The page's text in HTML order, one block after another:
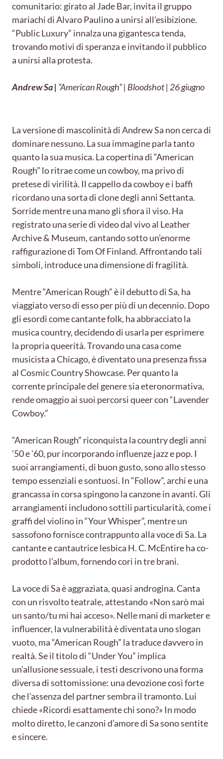
comunitario: girato al Jade Bar, invita il gruppo
mariachi di Alvaro Paulino a unirsi all’esibizione.
“Public Luxury” innalza una gigantesca tenda,
trovando motivi di speranza e invitando il pubblico
a unirsi alla protesta.
Andrew Sa | “American Rough” | Bloodshot | 26 giugno
La versione di mascolinità di Andrew Sa non cerca di
dominare nessuno. La sua immagine parla tanto
quanto la sua musica. La copertina di “American
Rough” lo ritrae come un cowboy, ma privo di
pretese di virilità. Il cappello da cowboy e i baffi
ricordano una sorta di clone degli anni Settanta.
Sorride mentre una mano gli sfiora il viso. Ha
registrato una serie di video dal vivo al Leather
Archive & Museum, cantando sotto un’enorme
raffigurazione di Tom Of Finland. Affrontando tali
simboli, introduce una dimensione di fragilità.
Mentre “American Rough” è il debutto di Sa, ha
viaggiato verso di esso per più di un decennio. Dopo
gli esordi come cantante folk, ha abbracciato la
musica country, decidendo di usarla per esprimere
la propria queerità. Trovando una casa come
musicista a Chicago, è diventato una presenza fissa
al Cosmic Country Showcase. Per quanto la
corrente principale del genere sia eteronormativa,
rende omaggio ai suoi percorsi queer con “Lavender
Cowboy.”
“American Rough” riconquista la country degli anni
’50 e ’60, pur incorporando influenze jazz e pop. I
suoi arrangiamenti, di buon gusto, sono allo stesso
tempo essenziali e sontuosi. In “Follow”, archi e una
grancassa in corsa spingono la canzone in avanti. Gli
arrangiamenti includono sottili particularità, come i
graffi del violino in “Your Whisper”, mentre un
sassofono fornisce contrappunto alla voce di Sa. La
cantante e cantautrice lesbica H. C. McEntire ha co-
prodotto l’album, fornendo cori in tre brani.
La voce di Sa è aggraziata, quasi androgina. Canta
con un risvolto teatrale, attestando «Non sarò mai
un santo/tu mi hai acceso». Nelle mani di marketer e
influencer, la vulnerabilità è diventata uno slogan
vuoto, ma “American Rough” la traduce davvero in
realtà. Se il titolo di “Under You” implica
un’allusione sessuale, i testi descrivono una forma
diversa di sottomissione: una devozione così forte
che l’assenza del partner sembra il tramonto. Lui
chiede «Ricordi esattamente chi sono?» In modo
molto diretto, le canzoni d’amore di Sa sono sentite
e sincere.